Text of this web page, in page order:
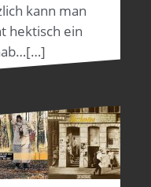
kann man
hektisch ein